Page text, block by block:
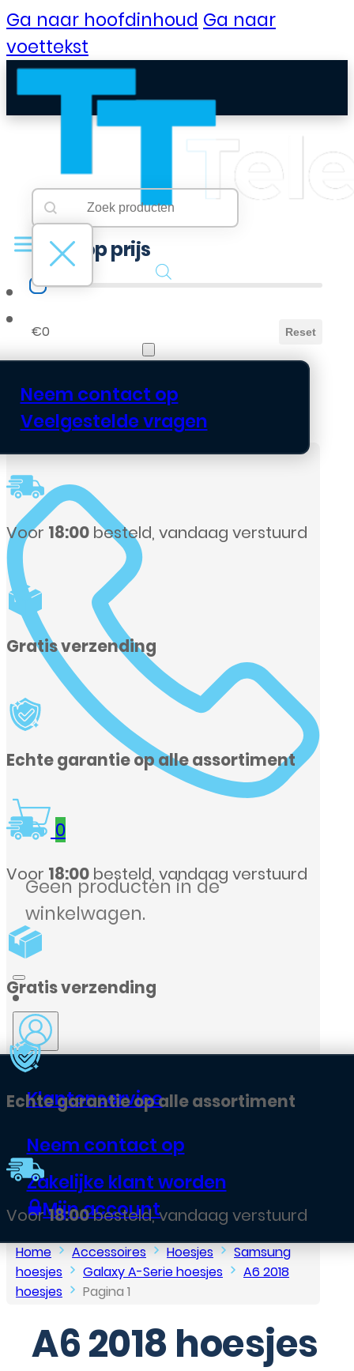
Ga naar hoofdinhoud Ga naar
voettekst
B2B Portaal
Neem contact op
Veelgestelde vragen
0
Geen producten in de
winkelwagen.
Klantenservice
Neem contact op
Zakelijke klant worden
Mijn account
Searchbar
Search content
Filter op prijs
Filter op prijs
€0 Reset
Voor 18:00 besteld, vandaag verstuurd
Gratis verzending
Echte garantie op alle assortiment
Voor 18:00 besteld, vandaag verstuurd
Gratis verzending
Echte garantie op alle assortiment
Voor18:00besteld, vandaag verstuurd
Home Accessoires Hoesjes
Samsung
hoesjes
Galaxy A-Serie hoesjes
A6 2018
hoesjes
Pagina 1
A6 2018 hoesjes